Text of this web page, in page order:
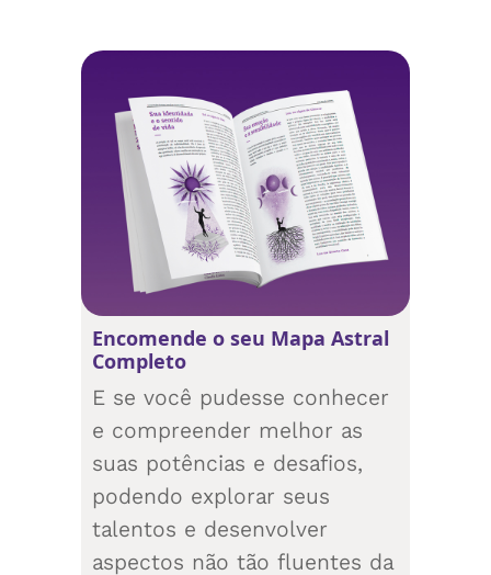
Encomende o seu Mapa Astral
Completo
E se você pudesse conhecer
e compreender melhor as
suas potências e desafios,
podendo explorar seus
talentos e desenvolver
aspectos não tão fluentes da